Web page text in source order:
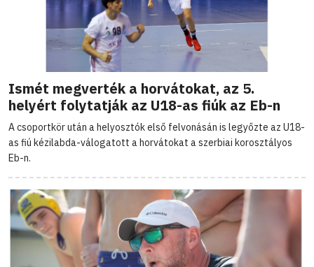
Ismét megverték a horvátokat, az 5.
helyért folytatják az U18-as fiúk az Eb-n
A csoportkör után a helyosztók első felvonásán is legyőzte az U18-
as fiú kézilabda-válogatott a horvátokat a szerbiai korosztályos
Eb-n.